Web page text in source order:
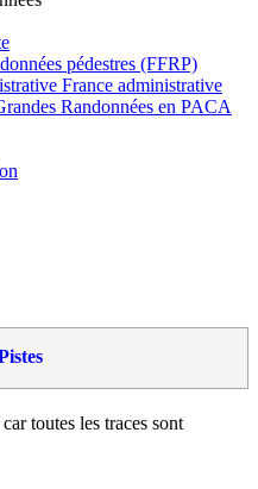
pédestres (FFRP)
France administrative
Randonnées en PACA
toutes les traces sont